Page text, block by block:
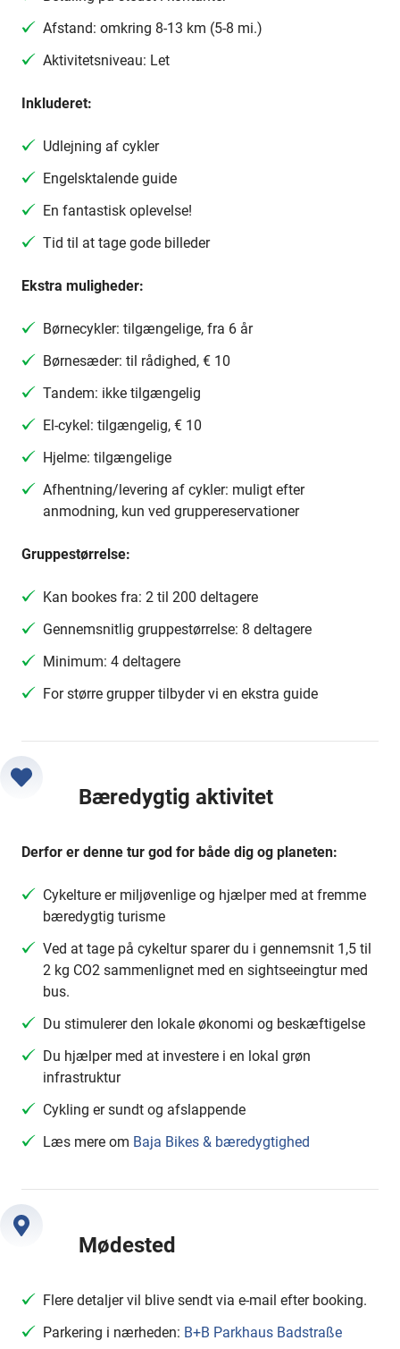
Afstand: omkring 8-13 km (5-8 mi.)
Aktivitetsniveau: Let
Inkluderet:
Udlejning af cykler
Engelsktalende guide
En fantastisk oplevelse!
Tid til at tage gode billeder
Ekstra muligheder:
Børnecykler: tilgængelige, fra 6 år
Børnesæder: til rådighed, € 10
Tandem: ikke tilgængelig
El-cykel: tilgængelig, € 10
Hjelme: tilgængelige
Afhentning/levering af cykler: muligt efter
anmodning, kun ved gruppereservationer
Gruppestørrelse:
Kan bookes fra: 2 til 200 deltagere
Gennemsnitlig gruppestørrelse: 8 deltagere
Minimum: 4 deltagere
For større grupper tilbyder vi en ekstra guide
Bæredygtig aktivitet
Derfor er denne tur god for både dig og planeten:
Cykelture er miljøvenlige og hjælper med at fremme
bæredygtig turisme
Ved at tage på cykeltur sparer du i gennemsnit 1,5 til
2 kg CO2 sammenlignet med en sightseeingtur med
bus.
Du stimulerer den lokale økonomi og beskæftigelse
Du hjælper med at investere i en lokal grøn
infrastruktur
Cykling er sundt og afslappende
Læs mere om Baja Bikes & bæredygtighed
Mødested
Flere detaljer vil blive sendt via e-mail efter booking.
Parkering i nærheden: B+B Parkhaus Badstraße